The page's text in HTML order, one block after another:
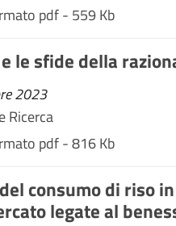
pdf - 559 Kb
le sfide della
2023
Ricerca
pdf - 816 Kb
consumo di riso
legate al